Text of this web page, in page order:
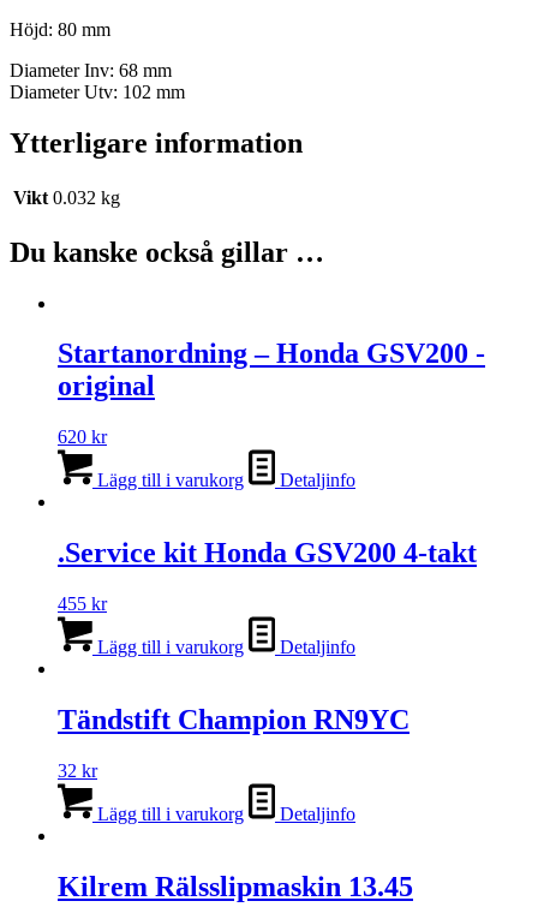
Höjd: 80 mm
Diameter Inv: 68 mm
Diameter Utv: 102 mm
Ytterligare information
Vikt 0.032 kg
Du kanske också gillar …
Startanordning – Honda GSV200 -
original
620 kr
Lägg till i varukorg Detaljinfo
.Service kit Honda GSV200 4-takt
455 kr
Lägg till i varukorg Detaljinfo
Tändstift Champion RN9YC
32 kr
Lägg till i varukorg Detaljinfo
Kilrem Rälsslipmaskin 13.45